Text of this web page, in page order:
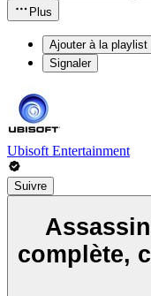
Plus
Ajouter à la playlist
Signaler
Ubisoft Entertainment
Suivre
complète,